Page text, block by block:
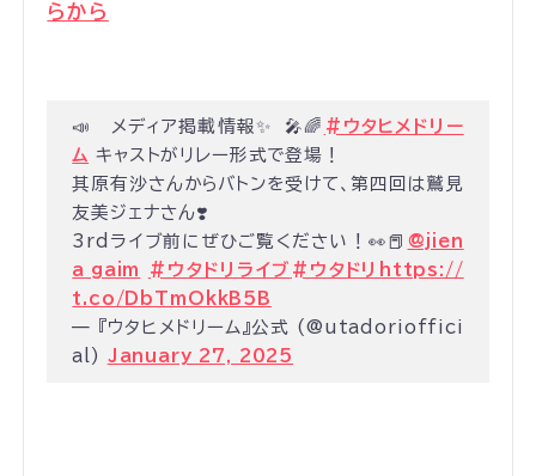
らから
📣 メディア掲載情報✨ 🎤🌈 #ウタヒメドリー
ム キャストがリレー形式で登場！
其原有沙さんからバトンを受けて、第四回は鷲見
友美ジェナさん❣️
3rdライブ前にぜひご覧ください！👀📕 @jien
a_gaim
#ウタドリライブ #ウタドリ https://
t.co/DbTmOkkB5B
— 『ウタヒメドリーム』公式 (@utadorioffici
al) January 27, 2025